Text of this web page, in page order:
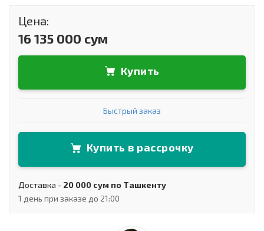
Цена:
16 135 000 сум
Купить
Быстрый заказ
Купить в рассрочку
Доставка - 20 000 сум по Ташкенту
1 день при заказе до 21:00